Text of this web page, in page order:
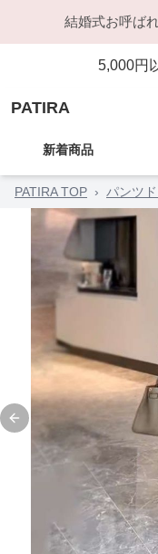
結婚式お呼ば
5,000円
PATIRA
新着商品
PATIRA TOP › パンツ
Previous slide